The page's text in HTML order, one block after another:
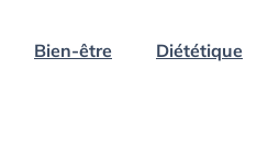
Bien-être Diététique